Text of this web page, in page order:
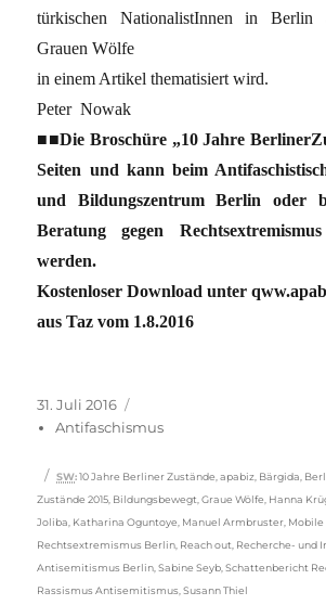
türkischen NationalistInnen in
Grauen Wölfe
in einem Artikel thematisiert wird.
Peter Nowak
■■Die Broschüre „10 Jahre
Seiten und kann beim
und Bildungszentrum Berlin oder
Beratung gegen
werden.
Kostenloser Download unter
aus Taz vom 1.8.2016
Veröffentlicht
am
31. Juli 2016
Antifaschismus
Schlagwörter
SW: 10 Jahre Berliner Zustände ,apabiz Bärgida
Zustände 2015 Bildungsbewegt ,Graue Wölfe Hanna
Joliba Katharina Oguntoye Manuel Armbruster Mobile
Rechtsextremismus Berlin Reach out Recherche- und
Antisemitismus Berlin ,Sabine Seyb ,Schattenbericht
Rassismus Antisemitismus ,Susann Thiel